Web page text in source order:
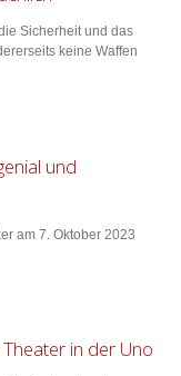
Sicherheit und das
keine Waffen
und
am 7. Oktober 2023
in der Uno